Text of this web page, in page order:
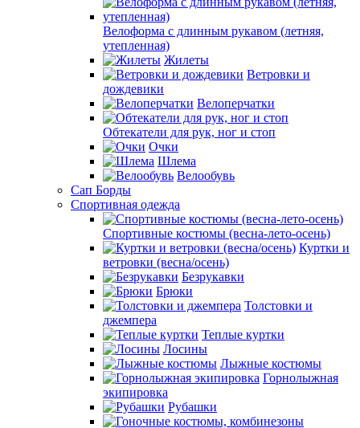
Велоформа с длинным рукавом (летняя,
утепленная)
Жилеты
Ветровки и
дождевики
Велоперчатки
Обтекатели для рук, ног и стоп
Очки
Шлема
Велообувь
Сап Борды
Спортивная одежда
Спортивные костюмы (весна-лето-осень)
Куртки и
ветровки (весна/осень)
Безрукавки
Брюки
Толстовки и
джемпера
Теплые куртки
Лосины
Лыжные костюмы
Горнолыжная
экипировка
Рубашки